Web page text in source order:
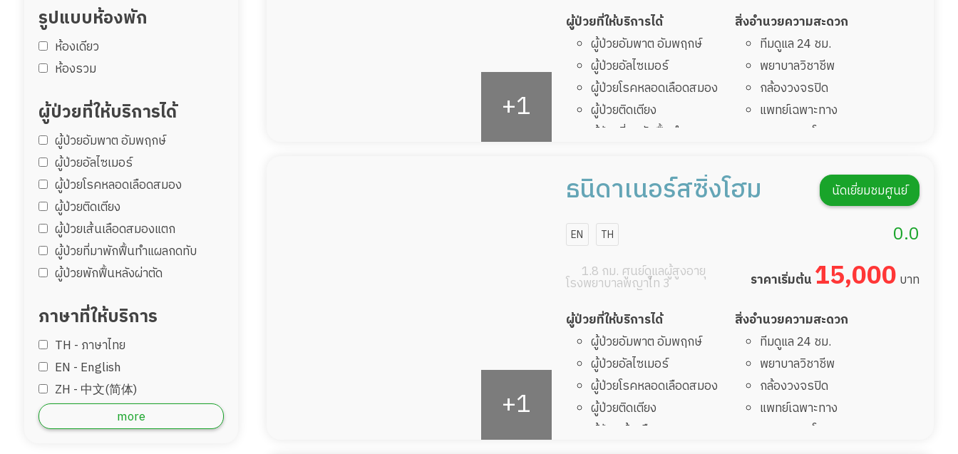
ผู้ป่วยที่ให้บริการได้
ผู้ป่วยอัมพาต อัมพฤกษ์
ผู้ป่วยอัลไซเมอร์
ผู้ป่วยโรคหลอดเลือดสมอง
ผู้ป่วยติดเตียง
ผู้ป่วยที่มาพักฟื้นทำแผลกด
ผู้ป่วยพักฟื้นหลังผ่าตัด
สิ่งอำนวยความสะดวก
ทีมดูแล 24 ชม.
พยาบาลวิชาชีพ
กล้องวงจรปิด
แพทย์เฉพาะทาง
อาหารตามโภชนาการ
กายภาพบำบัด
กิจกรรมนันทนาการนัดเยี่ยมชมศูนย์
ธนิดาเนอร์สซิ่งโฮม
EN TH 0.0
1.8 กม. ศูนย์ดูแลผู้สูงอายุ
โรงพยาบาลพญาไท 3 ราคาเริ่มต้น 15,000 บาท
ผู้ป่วยที่ให้บริการได้
ผู้ป่วยอัมพาต อัมพฤกษ์
ผู้ป่วยอัลไซเมอร์
ผู้ป่วยโรคหลอดเลือดสมอง
ผู้ป่วยติดเตียง
ผู้ป่วยเส้นเลือดสมองแตก
สิ่งอำนวยความสะดวก
ทีมดูแล 24 ชม.
พยาบาลวิชาชีพ
กล้องวงจรปิด
แพทย์เฉพาะทาง
อาหารตามโภชนาการ
รูปแบบห้องพัก
ห้องเดียว
ห้องรวม
ผู้ป่วยที่ให้บริการได้
ผู้ป่วยอัมพาต อัมพฤกษ์
ผู้ป่วยอัลไซเมอร์
ผู้ป่วยโรคหลอดเลือดสมอง
ผู้ป่วยติดเตียง
ผู้ป่วยเส้นเลือดสมองแตก
ผู้ป่วยที่มาพักฟื้นทำแผลกดทับ
ผู้ป่วยพักฟื้นหลังผ่าตัด
ภาษาที่ให้บริการ
TH - ‏ภาษาไทย
EN - English
ZH - 中文(简体)
DE - Deutsch
more